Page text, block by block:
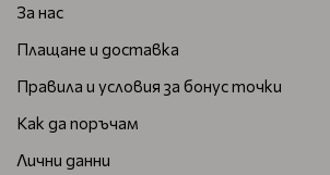
За нас
Плащане и доставка
Правила и условия за бонус точки
Как да поръчам
Лични данни